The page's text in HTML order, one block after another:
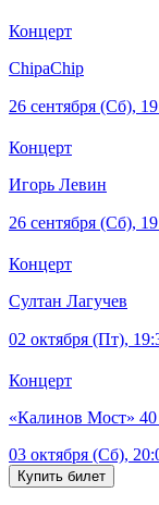
Концерт
ChipaChip
26 сентября (Сб),
Концерт
Игорь Левин
26 сентября (Сб),
Концерт
Султан Лагучев
02 октября (Пт),
Концерт
«Калинов Мост» 40
03 октября (Сб),